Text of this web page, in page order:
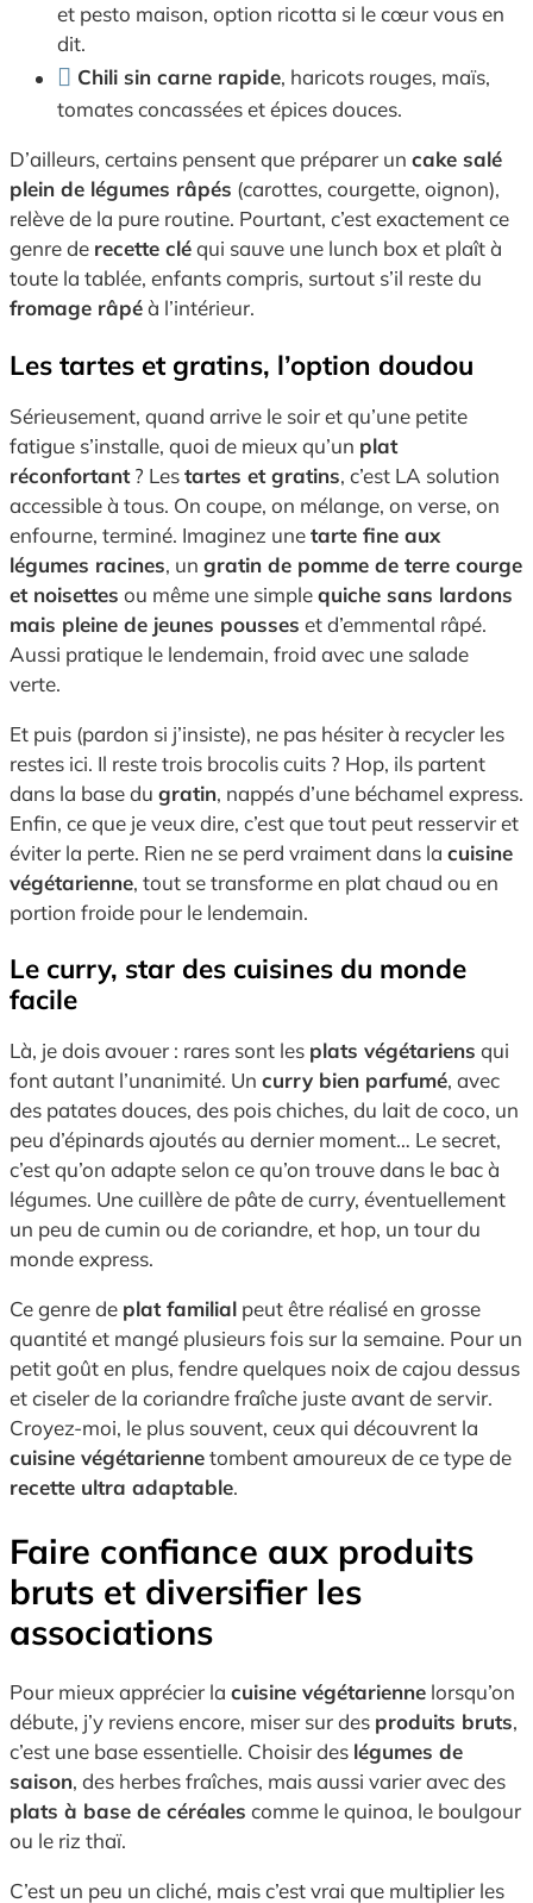
et pesto maison, option ricotta si le cœur vous en
dit.
Chili sin carne rapide, haricots rouges, maïs,
tomates concassées et épices douces.
D’ailleurs, certains pensent que préparer un cake salé
plein de légumes râpés (carottes, courgette, oignon),
relève de la pure routine. Pourtant, c’est exactement ce
genre de recette cléqui sauve une lunch box et plaît à
toute la tablée, enfants compris, surtout s’il reste du
fromage râpéà l’intérieur.
Les tartes et gratins, l’option doudou
Sérieusement, quand arrive le soir et qu’une petite
fatigue s’installe, quoi de mieux qu’un plat
réconfortant? Lestartes et gratins, c’est LA solution
accessible à tous. On coupe, on mélange, on verse, on
enfourne, terminé. Imaginez unetarte fine aux
légumes racines, un gratin de pomme de terre courge
et noisettes ou même une simplequiche sans lardons
mais pleine de jeunes pousses et d’emmental râpé.
Aussi pratique le lendemain, froid avec une salade
verte.
Et puis (pardon si j’insiste), ne pas hésiter à recycler les
restes ici. Il reste trois brocolis cuits ? Hop, ils partent
dans la base du gratin, nappés d’une béchamel express.
Enfin, ce que je veux dire, c’est que tout peut resservir et
éviter la perte. Rien ne se perd vraiment dans la cuisine
végétarienne, tout se transforme en plat chaud ou en
portion froide pour le lendemain.
Le curry, star des cuisines du monde
facile
Là, je dois avouer : rares sont les plats végétariens qui
font autant l’unanimité. Un curry bien parfumé, avec
des patates douces, des pois chiches, du lait de coco, un
peu d’épinards ajoutés au dernier moment… Le secret,
c’est qu’on adapte selon ce qu’on trouve dans le bac à
légumes. Une cuillère de pâte de curry, éventuellement
un peu de cumin ou de coriandre, et hop, un tour du
monde express.
Ce genre de plat familial peut être réalisé en grosse
quantité et mangé plusieurs fois sur la semaine. Pour un
petit goût en plus, fendre quelques noix de cajou dessus
et ciseler de la coriandre fraîche juste avant de servir.
Croyez-moi, le plus souvent, ceux qui découvrent la
cuisine végétariennetombent amoureux de ce type de
recette ultra adaptable.
Faire confiance aux produits
bruts et diversifier les
associations
Pour mieux apprécier la cuisine végétarienne lorsqu’on
débute, j’y reviens encore, miser sur des produits bruts,
c’est une base essentielle. Choisir des légumes de
saison, des herbes fraîches, mais aussi varier avec des
plats à base de céréales comme le quinoa, le boulgour
ou le riz thaï.
C’est un peu un cliché, mais c’est vrai que multiplier les